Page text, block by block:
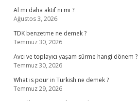
Al mı daha aktif ni mi ?
Ağustos 3, 2026
TDK benzetme ne demek ?
Temmuz 30, 2026
Avcı ve toplayıcı yaşam sürme hangi dönem ?
Temmuz 30, 2026
What is pour in Turkish ne demek ?
Temmuz 29, 2026